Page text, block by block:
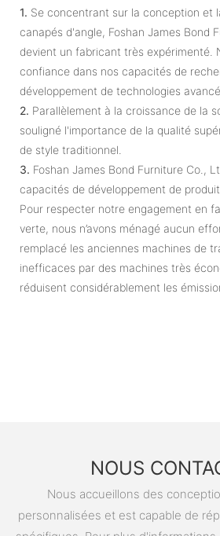
1. Se concentrant sur la conception et
canapés d'angle, Foshan James Bond
devient un fabricant très expérimenté.
confiance dans nos capacités de
développement de technologies
2. Parallèlement à la croissance de la
souligné l'importance de la qualité
de style traditionnel.
3. Foshan James Bond Furniture Co.,
capacités de développement de
Pour respecter notre engagement en
verte, nous n’avons ménagé aucun
remplacé les anciennes machines de
inefficaces par des machines très
réduisent considérablement les
NOUS
Nous accueillons des
personnalisées et est capable de